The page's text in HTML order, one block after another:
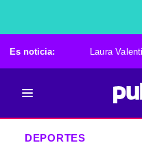
Es noticia: Laura
DEPORTES